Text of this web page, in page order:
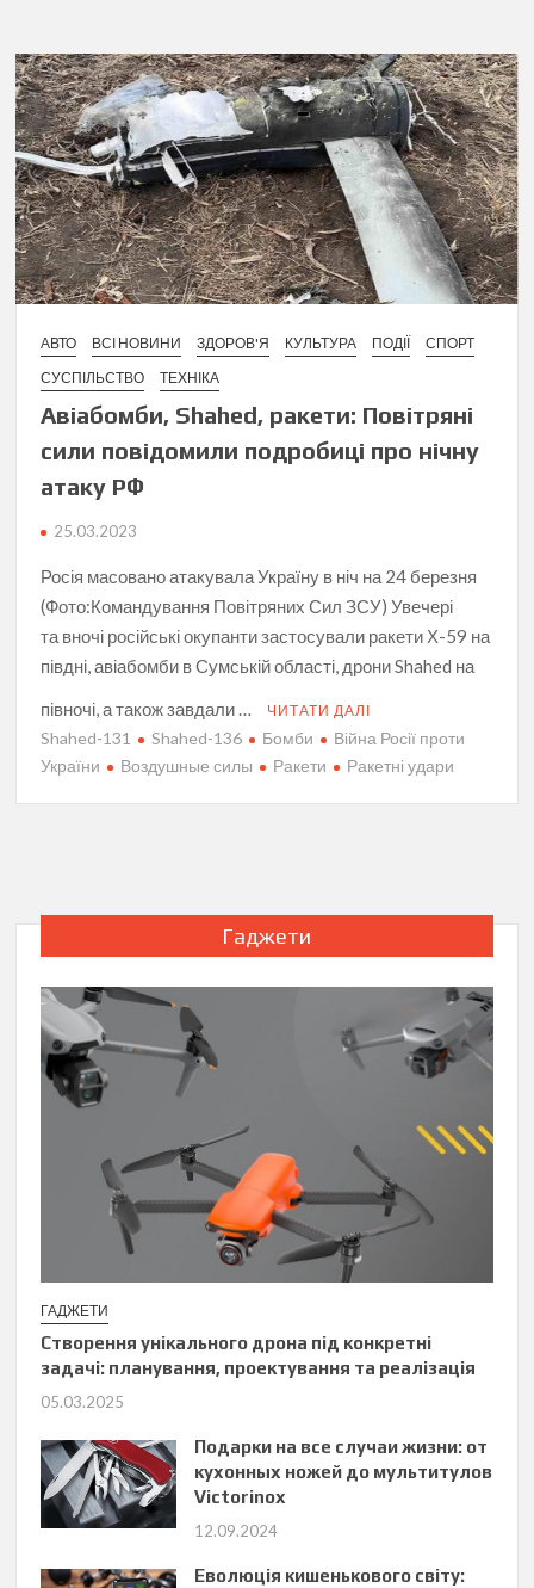
АВТО ВСІ НОВИНИ ЗДОРОВ'Я КУЛЬТУРА ПОДІЇ
СПОРТ
СУСПІЛЬСТВО
ТЕХНІКА
Авіабомби, Shahed, ракети: Повітряні
сили повідомили подробиці про нічну
атаку РФ
25.03.2023
Росія масовано атакувала Україну в ніч на 24 березня
(Фото:Командування Повітряних Сил ЗСУ) Увечері
та вночі російські окупанти застосували ракети Х-59 на
півдні, авіабомби в Сумській області, дрони Shahed на
півночі, а також завдали …
ЧИТАТИ ДАЛІ
Shahed-131 Shahed-136 Бомби
Війна Росії проти
України
Воздушные силы Ракети Ракетні удари
Гаджети
ГАДЖЕТИ
Створення унікального дрона під конкретні
задачі: планування, проектування та реалізація
05.03.2025
Подарки на все случаи жизни: от
кухонных ножей до мультитулов
Victorinox
12.09.2024
Еволюція кишенькового світу: